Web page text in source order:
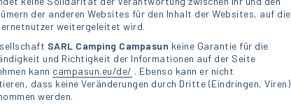
der anderen Websites für den Inhalt der Websites, auf die
weitergeleitet wird.
SARL Camping Campasun keine Garantie für die
und Richtigkeit der Informationen auf der Seite
kann campasun.eu/de/ . Ebenso kann er nicht
dass keine Veränderungen durch Dritte (Eindringen, Viren)
werden.